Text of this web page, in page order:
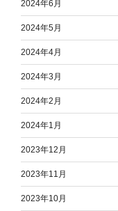
2024年6月
2024年5月
2024年4月
2024年3月
2024年2月
2024年1月
2023年12月
2023年11月
2023年10月